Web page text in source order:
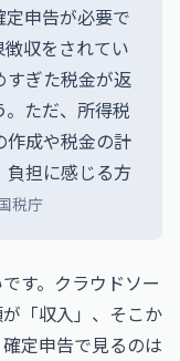
申告が必要で
収をされてい
すぎた税金が返
ただ、所得税
作成や税金の計
負担に感じる方
税庁
す。クラウドソー
「収入」、そこか
定申告で見るのは